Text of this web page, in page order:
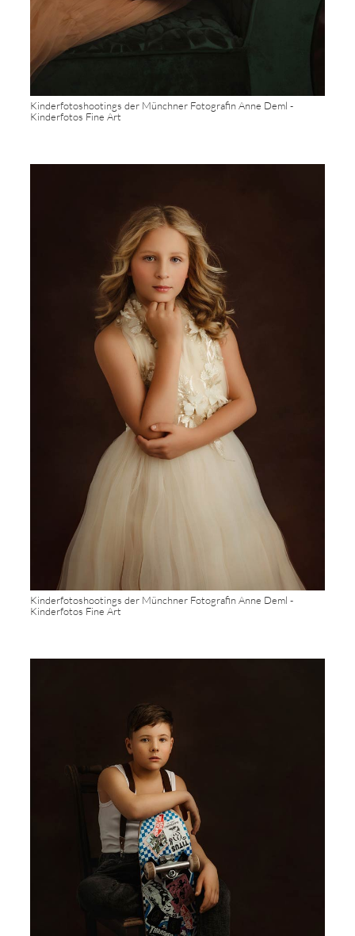
Kinderfotoshootings der Münchner Fotografin Anne Deml -
Kinderfotos Fine Art
Kinderfotoshootings der Münchner Fotografin Anne Deml -
Kinderfotos Fine Art